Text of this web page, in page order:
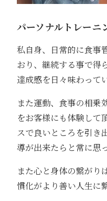
パーソナルトレーニ
私自身、日常的に食事
おり、継続する事で得
達成感を日々味わって
また運動、食事の相乗
をお客様にも体験して
スで良いところを引き
導が出来たらと常に思
また心と身体の繋がり
慣化がより善い人生に